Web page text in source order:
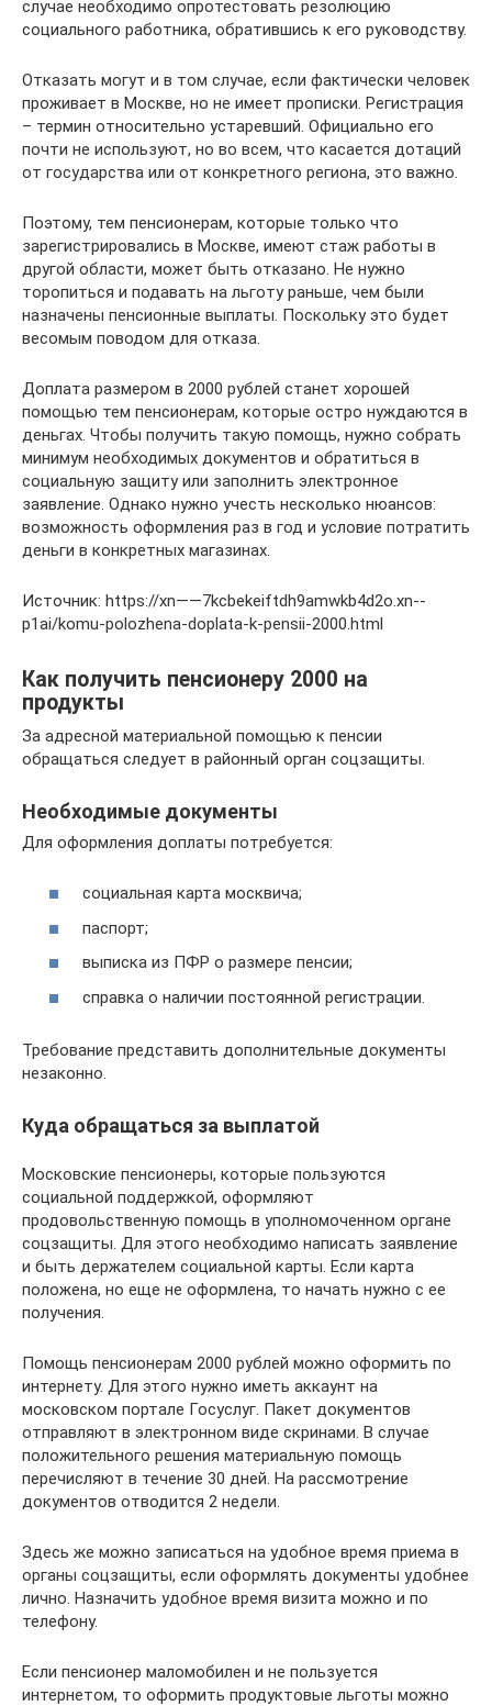
случае необходимо опротестовать резолюцию
социального работника, обратившись к его руководству.
Отказать могут и в том случае, если фактически человек
проживает в Москве, но не имеет прописки. Регистрация
– термин относительно устаревший. Официально его
почти не используют, но во всем, что касается дотаций
от государства или от конкретного региона, это важно.
Поэтому, тем пенсионерам, которые только что
зарегистрировались в Москве, имеют стаж работы в
другой области, может быть отказано. Не нужно
торопиться и подавать на льготу раньше, чем были
назначены пенсионные выплаты. Поскольку это будет
весомым поводом для отказа.
Доплата размером в 2000 рублей станет хорошей
помощью тем пенсионерам, которые остро нуждаются в
деньгах. Чтобы получить такую помощь, нужно собрать
минимум необходимых документов и обратиться в
социальную защиту или заполнить электронное
заявление. Однако нужно учесть несколько нюансов:
возможность оформления раз в год и условие потратить
деньги в конкретных магазинах.
Источник: https://xn——7kcbekeiftdh9amwkb4d2o.xn--
p1ai/komu-polozhena-doplata-k-pensii-2000.html
Как получить пенсионеру 2000 на
продукты
За адресной материальной помощью к пенсии
обращаться следует в районный орган соцзащиты.
Необходимые документы
Для оформления доплаты потребуется:
социальная карта москвича;
паспорт;
выписка из ПФР о размере пенсии;
справка о наличии постоянной регистрации.
Требование представить дополнительные документы
незаконно.
Куда обращаться за выплатой
Московские пенсионеры, которые пользуются
социальной поддержкой, оформляют
продовольственную помощь в уполномоченном органе
соцзащиты. Для этого необходимо написать заявление
и быть держателем социальной карты. Если карта
положена, но еще не оформлена, то начать нужно с ее
получения.
Помощь пенсионерам 2000 рублей можно оформить по
интернету. Для этого нужно иметь аккаунт на
московском портале Госуслуг. Пакет документов
отправляют в электронном виде скринами. В случае
положительного решения материальную помощь
перечисляют в течение 30 дней. На рассмотрение
документов отводится 2 недели.
Здесь же можно записаться на удобное время приема в
органы соцзащиты, если оформлять документы удобнее
лично. Назначить удобное время визита можно и по
телефону.
Если пенсионер маломобилен и не пользуется
интернетом, то оформить продуктовые льготы можно